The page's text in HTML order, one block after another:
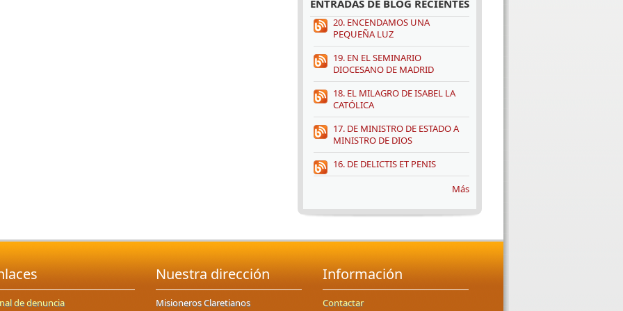
ENTRADAS DE BLOG RECIENTES
20. ENCENDAMOS UNA
PEQUEÑA LUZ
19. EN EL SEMINARIO
DIOCESANO DE MADRID
18. EL MILAGRO DE ISABEL LA
CATÓLICA
17. DE MINISTRO DE ESTADO A
MINISTRO DE DIOS
16. DE DELICTIS ET PENIS
Más
de denuncia
Nuestra dirección
Misioneros Claretianos
Información
Contactar